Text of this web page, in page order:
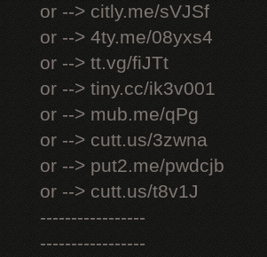
or --> citly.me/sVJSf
or --> 4ty.me/08yxs4
or --> tt.vg/fiJTt
or --> tiny.cc/ik3v001
or --> mub.me/qPg
or --> cutt.us/3zwna
or --> put2.me/pwdcjb
or --> cutt.us/t8v1J
-----------------
-----------------